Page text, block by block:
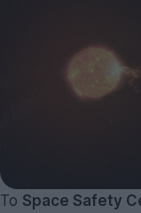
Το Space Safety